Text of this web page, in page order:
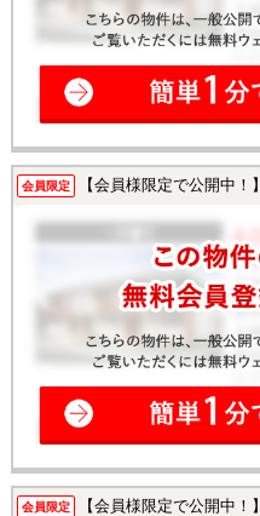
会員限定 【会員様限定で公開中！】
会員限定 【会員様限定で公開中！】